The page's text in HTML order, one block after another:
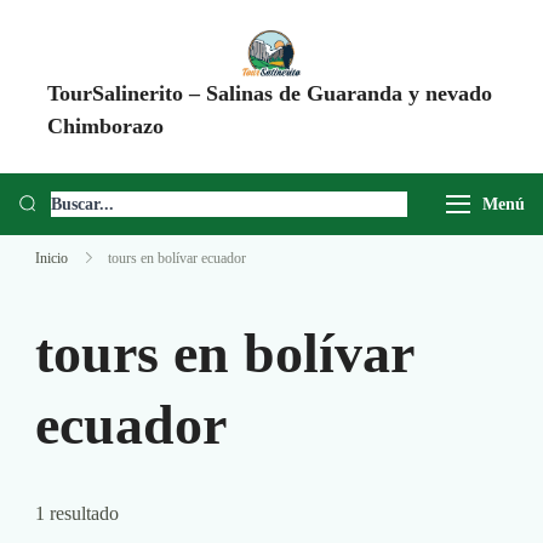
TourSalinerito – Salinas de Guaranda y nevado
Chimborazo
Chimborazo, Minas de Sal, Quesera El Salinerito, Chocolates El
Menú
Inicio tours en bolívar ecuador
tours en bolívar
ecuador
1 resultado